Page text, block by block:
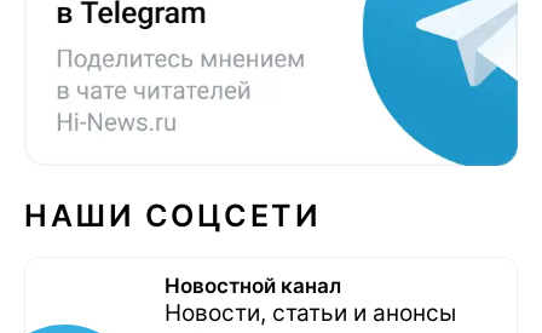
НАШИ СОЦСЕТИ
Новостной канал
Новости, статьи и анонсы